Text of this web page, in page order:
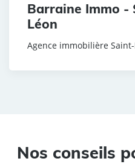
Barraine Immo -
Léon
Agence immobilière
Nos conseils